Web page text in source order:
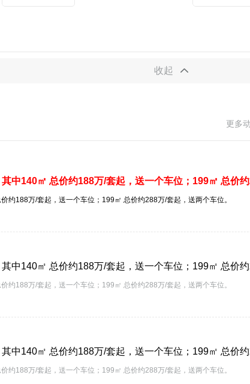
收起
更多
约188万/套起，送一个车位；199㎡ 总价约288万/套起，送两个车位。
约188万/套起，送一个车位；199㎡ 总价约288万/套起，送两个车位。
约188万/套起，送一个车位；199㎡ 总价约288万/套起，送两个车位。